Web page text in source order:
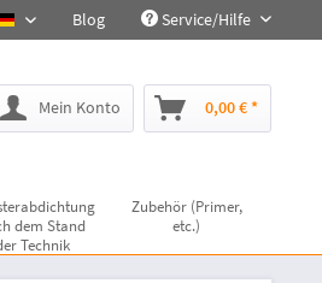
deutsch Blog Service/Hilfe
Mein Konto 0,00 € *
dem Stand
Technik
Zubehör (Primer,
etc.)